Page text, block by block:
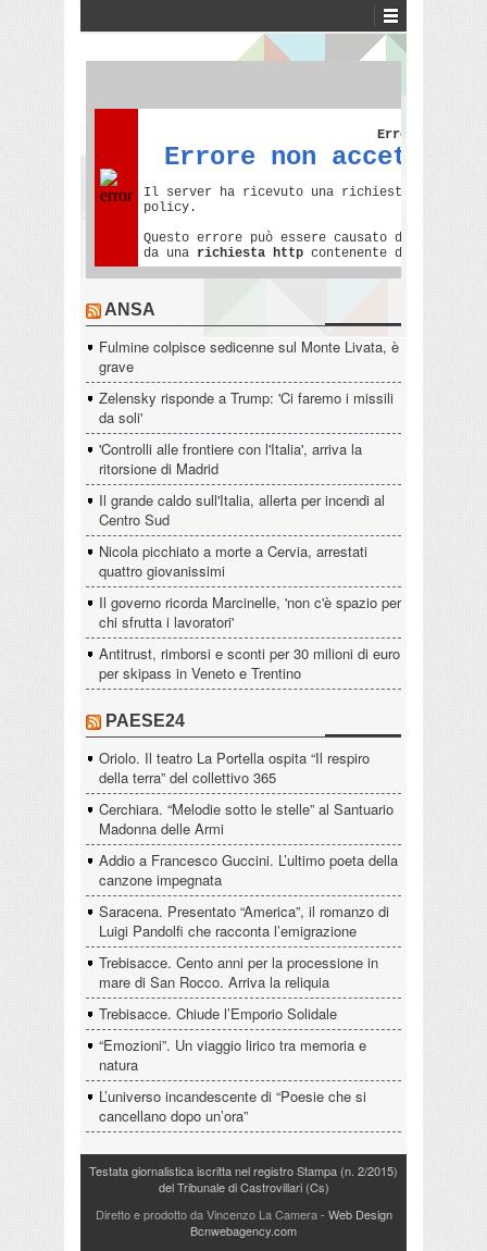
ANSA
Fulmine colpisce sedicenne sul Monte Livata, è
grave
Zelensky risponde a Trump: 'Ci faremo i missili
da soli'
'Controlli alle frontiere con l'Italia', arriva la
ritorsione di Madrid
Il grande caldo sull'Italia, allerta per incendi al
Centro Sud
Nicola picchiato a morte a Cervia, arrestati
quattro giovanissimi
Il governo ricorda Marcinelle, 'non c'è spazio per
chi sfrutta i lavoratori'
Antitrust, rimborsi e sconti per 30 milioni di euro
per skipass in Veneto e Trentino
PAESE24
Oriolo. Il teatro La Portella ospita “Il respiro
della terra” del collettivo 365
Cerchiara. “Melodie sotto le stelle” al Santuario
Madonna delle Armi
Addio a Francesco Guccini. L’ultimo poeta della
canzone impegnata
Saracena. Presentato “America”, il romanzo di
Luigi Pandolfi che racconta l’emigrazione
Trebisacce. Cento anni per la processione in
mare di San Rocco. Arriva la reliquia
Trebisacce. Chiude l’Emporio Solidale
“Emozioni”. Un viaggio lirico tra memoria e
natura
L’universo incandescente di “Poesie che si
cancellano dopo un’ora”
Testata giornalistica iscritta nel registro Stampa (n. 2/2015)
del Tribunale di Castrovillari (Cs)
Diretto e prodotto da Vincenzo La Camera- Web Design
Bcnwebagency.com